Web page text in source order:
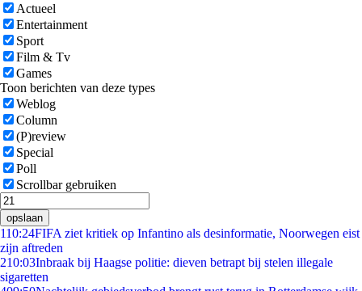
Actueel
Entertainment
Sport
Film & Tv
Games
Toon berichten van deze types
Weblog
Column
(P)review
Special
Poll
Scrollbar gebruiken
opslaan
110:24FIFA ziet kritiek op Infantino als desinformatie, Noorwegen eist
zijn aftreden
210:03Inbraak bij Haagse politie: dieven betrapt bij stelen illegale
sigaretten